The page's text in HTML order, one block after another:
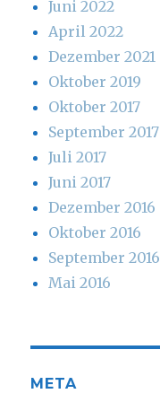
Juni 2022
April 2022
Dezember 2021
Oktober 2019
Oktober 2017
September 2017
Juli 2017
Juni 2017
Dezember 2016
Oktober 2016
September 2016
Mai 2016
META